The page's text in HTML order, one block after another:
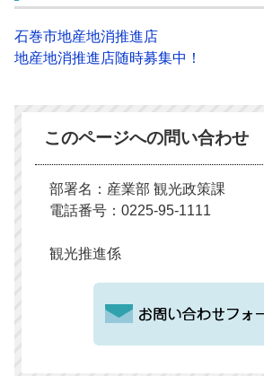
石巻市地産地消推進店
地産地消推進店随時募集中！
このページへの問い合わせ
部署名：産業部 観光政策課
電話番号：0225-95-1111
観光推進係